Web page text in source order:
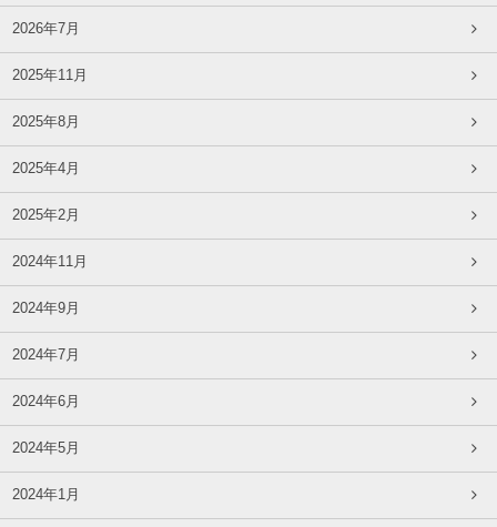
2026年7月
2025年11月
2025年8月
2025年4月
2025年2月
2024年11月
2024年9月
2024年7月
2024年6月
2024年5月
2024年1月